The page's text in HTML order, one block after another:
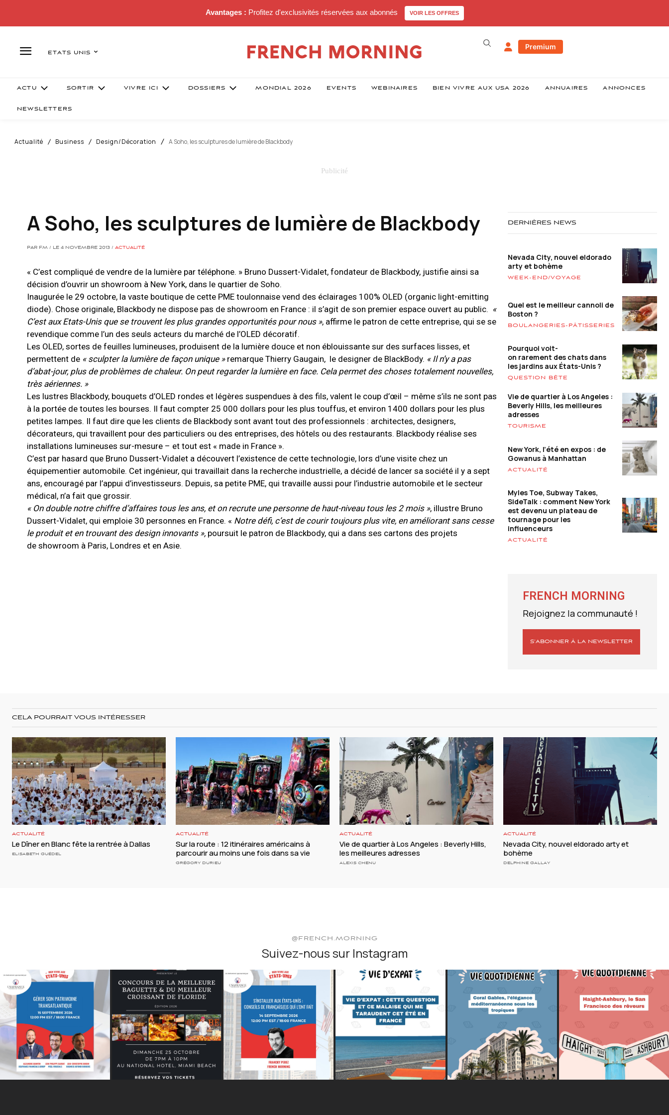
Avantages : Profitez d'exclusivités réservées aux abonnés VOIR LES OFFRES
ETATS UNIS
Premium
ACTU SORTIR VIVRE ICI DOSSIERS MONDIAL 2026 EVENTS WEBINAIRES BIEN VIVRE AUX USA 2026 ANNUAIRES ANNONCES
NEWSLETTERS
Actualité Business Design/Décoration A Soho, les sculptures de lumière de Blackbody
A Soho, les sculptures de lumière de Blackbody
PAR FM / LE 4 NOVEMBRE 2013 / ACTUALITÉ
« C’est compliqué de vendre de la lumière par téléphone. » Bruno Dussert-Vidalet, fondateur de Blackbody, justifie ainsi sa
décision d’ouvrir un showroom à New York, dans le quartier de Soho.
Inaugurée le 29 octobre, la vaste boutique de cette PME toulonnaise vend des éclairages 100% OLED (organic light-emitting
diode). Chose originale, Blackbody ne dispose pas de showroom en France : il s’agit de son premier espace ouvert au public. «
C’est aux Etats-Unis que se trouvent les plus grandes opportunités pour nous », affirme le patron de cette entreprise, qui se se
revendique comme l’un des seuls acteurs du marché de l’OLED décoratif.
Les OLED, sortes de feuilles lumineuses, produisent de la lumière douce et non éblouissante sur des surfaces lisses, et
permettent de « sculpter la lumière de façon unique »remarque Thierry Gaugain, le designer de BlackBody. « Il n’y a pas
d’abat-jour, plus de problèmes de chaleur. On peut regarder la lumière en face. Cela permet des choses totalement nouvelles,
très aériennes. »
Les lustres Blackbody, bouquets d’OLED rondes et légères suspendues à des fils, valent le coup d’œil – même s’ils ne sont pas
à la portée de toutes les bourses. Il faut compter 25 000 dollars pour les plus touffus, et environ 1400 dollars pour les plus
petites lampes. Il faut dire que les clients de Blackbody sont avant tout des professionnels : architectes, designers,
décorateurs, qui travaillent pour des particuliers ou des entreprises, des hôtels ou des restaurants. Blackbody réalise ses
installations lumineuses sur-mesure – et tout est « made in France ».
C’est par hasard que Bruno Dussert-Vidalet a découvert l’existence de cette technologie, lors d’une visite chez un
équipementier automobile. Cet ingénieur, qui travaillait dans la recherche industrielle, a décidé de lancer sa société il y a sept
ans, encouragé par l’appui d’investisseurs. Depuis, sa petite PME, qui travaille aussi pour l’industrie automobile et le secteur
médical, n’a fait que grossir.
« On double notre chiffre d’affaires tous les ans, et on recrute une personne de haut-niveau tous les 2 mois », illustre Bruno
Dussert-Vidalet, qui emploie 30 personnes en France. « Notre défi, c’est de courir toujours plus vite, en améliorant sans cesse
le produit et en trouvant des design innovants », poursuit le patron de Blackbody, qui a dans ses cartons des projets
de showroom à Paris, Londres et en Asie.
DERNIÈRES NEWS
Nevada City, nouvel eldorado
arty et bohème
WEEK-END/VOYAGE
Quel est le meilleur cannoli de
Boston ?
BOULANGERIES-PÂTISSERIES
Pourquoi voit-
on rarement des chats dans
les jardins aux États-Unis ?
QUESTION BÊTE
Vie de quartier à Los Angeles :
Beverly Hills, les meilleures
adresses
TOURISME
New York, l’été en expos : de
Gowanus à Manhattan
ACTUALITÉ
Myles Toe, Subway Takes,
SideTalk : comment New York
est devenu un plateau de
tournage pour les
influenceurs
ACTUALITÉ
FRENCH MORNING
Rejoignez la communauté !
S’ABONNER À LA NEWSLETTER
CELA POURRAIT VOUS INTÉRESSER
ACTUALITÉ
Le Dîner en Blanc fête la rentrée à Dallas
ELISABETH GUÉDEL
ACTUALITÉ
Sur la route : 12 itinéraires américains à
parcourir au moins une fois dans sa vie
GRÉGORY DURIEU
ACTUALITÉ
Vie de quartier à Los Angeles : Beverly Hills,
les meilleures adresses
ALEXIS CHENU
ACTUALITÉ
Nevada City, nouvel eldorado arty et
bohème
DELPHINE GALLAY
@FRENCH.MORNING
Suivez-nous sur Instagram